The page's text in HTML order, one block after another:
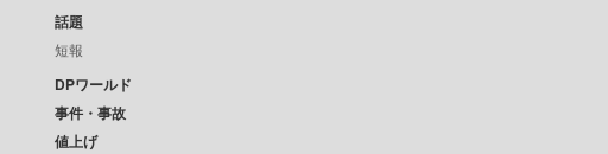
話題
短報
DPワールド
事件・事故
値上げ